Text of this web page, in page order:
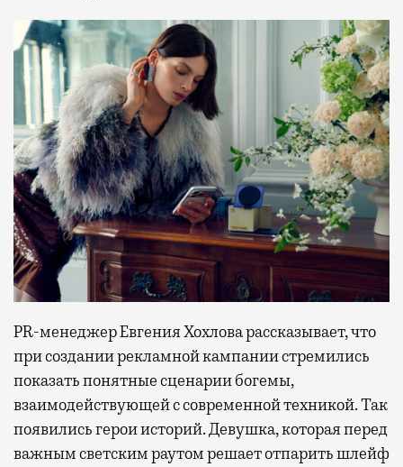
PR-менеджер Евгения Хохлова рассказывает, что
при создании рекламной кампании стремились
показать понятные сценарии богемы,
взаимодействующей с современной техникой. Так
появились герои историй. Девушка, которая перед
важным светским раутом решает отпарить шлейф